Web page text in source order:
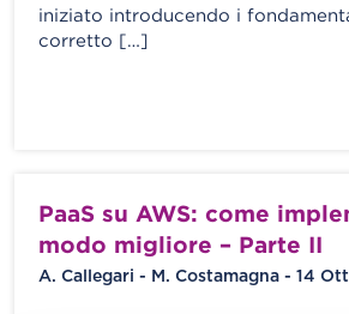
iniziato introducendo i
corretto […]
PaaS su AWS: come
modo migliore – Parte II
A. Callegari - M. Costamagna - 14